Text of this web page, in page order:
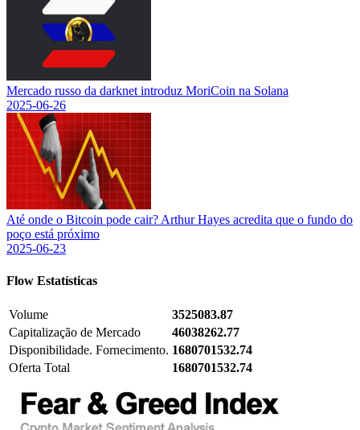
Mercado russo da darknet introduz MoriCoin na Solana
2025-06-26
Até onde o Bitcoin pode cair? Arthur Hayes acredita que o fundo do
poço está próximo
2025-06-23
Flow Estatísticas
Volume
3525083.87
Capitalização de Mercado
46038262.77
Disponibilidade. Fornecimento. 1680701532.74
Oferta Total
1680701532.74